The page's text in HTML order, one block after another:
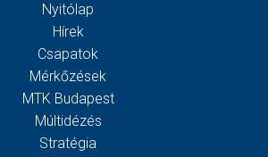
Nyitólap
Hírek
Csapatok
Mérkőzések
MTK Budapest
Múltidézés
Stratégia